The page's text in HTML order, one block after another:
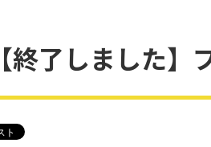
【終了しました